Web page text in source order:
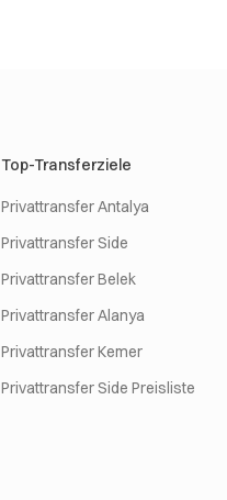
Top-Transferziele
Privattransfer Antalya
Privattransfer Side
Privattransfer Belek
Privattransfer Alanya
Privattransfer Kemer
Privattransfer Side Preisliste